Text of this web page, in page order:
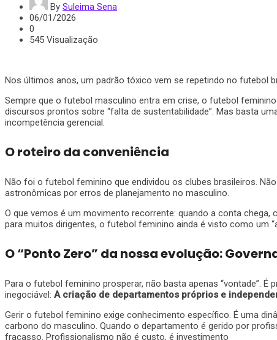
By Suleima Sena
06/01/2026
0
545 Visualização
Nos últimos anos, um padrão tóxico vem se repetindo no futebol
Sempre que o futebol masculino entra em crise, o futebol
discursos prontos sobre “falta de sustentabilidade”. Mas basta
incompetência gerencial.
O roteiro da conveniência
Não foi o futebol feminino que endividou os clubes brasileiros.
astronômicas por erros de planejamento no masculino.
O que vemos é um movimento recorrente: quando a conta
para muitos dirigentes, o futebol feminino ainda é visto como um
O “Ponto Zero” da nossa evolução:
Para o futebol feminino prosperar, não basta apenas “vontade”.
inegociável: A criação de departamentos próprios e
Gerir o futebol feminino exige conhecimento específico. É uma
carbono do masculino. Quando o departamento é gerido por
fracasso. Profissionalismo não é custo, é investimento